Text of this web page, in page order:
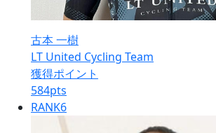
古本 一樹
LT United Cycling Team
獲得ポイント
584pts
RANK6